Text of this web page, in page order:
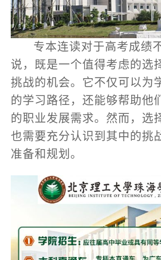
专本连读对于高考成绩
说，既是一个值得考虑的选
挑战的机会。它不仅可以为
的学习路径，还能够帮助他
的职业发展需求。然而，选
也需要充分认识到其中的挑
准备和规划。